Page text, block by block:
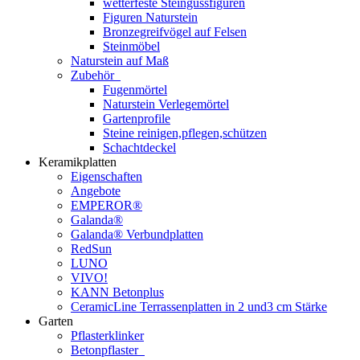
wetterfeste Steingussfiguren
Figuren Naturstein
Bronzegreifvögel auf Felsen
Steinmöbel
Naturstein auf Maß
Zubehör
Fugenmörtel
Naturstein Verlegemörtel
Gartenprofile
Steine reinigen,pflegen,schützen
Schachtdeckel
Keramikplatten
Eigenschaften
Angebote
EMPEROR®
Galanda®
Galanda® Verbundplatten
RedSun
LUNO
VIVO!
KANN Betonplus
CeramicLine Terrassenplatten in 2 und3 cm Stärke
Garten
Pflasterklinker
Betonpflaster